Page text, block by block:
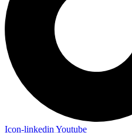
Icon-linkedin Youtube